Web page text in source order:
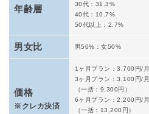
年齢層
30代：31.3%
40代：10.7%
50代以上：2.7%
男女比 男50%：女50%
価格
※クレカ決済
1ヶ月プラン：3,700円/月
3ヶ月プラン：3,100円/月
（一括：9,300円）
6ヶ月プラン：2,200円/月
（一括：13,200円）